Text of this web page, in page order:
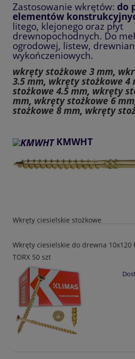
Zastosowanie wkrętów: do
elementów
litego, klejonego oraz płyt
drewnopochodnych. Do
ogrodowej, listew,
wykończeniowych.
wkręty stożkowe 3 mm,
3.5 mm, wkręty stożkowe 4
stożkowe 4.5 mm, wkręty
mm, wkręty stożkowe 6 mm
stożkowe 8 mm, wkręty
KMWHT
Wkręty ciesielskie stożkowe
Wkręty ciesielskie do drewna 10x120
TORX 50 szt